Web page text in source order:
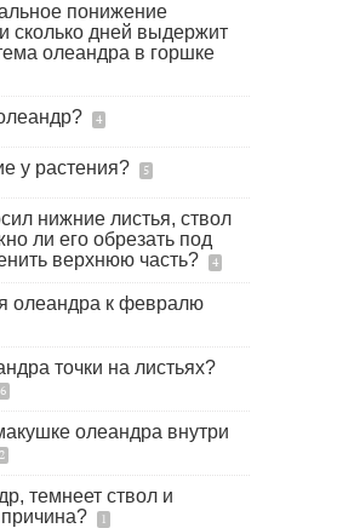
понижение
сколько дней выдержит
олеандра в горшке
4
у растения? 5
нижние листья, ствол
ли его обрезать под
верхнюю часть?
4
олеандра к февралю
точки на листьях?
6
олеандра внутри
2
темнеет ствол и
1